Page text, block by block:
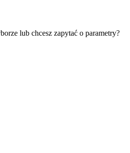
lub chcesz zapytać o parametry?